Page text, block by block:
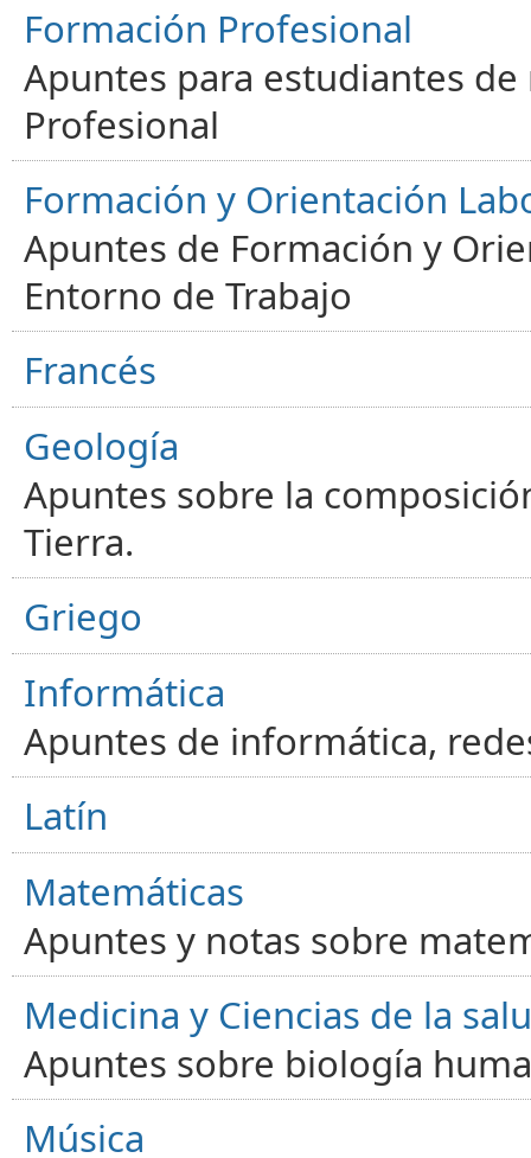
Formación Profesional
Apuntes para estudiantes
Profesional
Formación y Orientación
Apuntes de Formación y
Entorno de Trabajo
Francés
Geología
Apuntes sobre la
Tierra.
Griego
Informática
Apuntes de informática,
Latín
Matemáticas
Apuntes y notas sobre
Medicina y Ciencias de la
Apuntes sobre biología
Música